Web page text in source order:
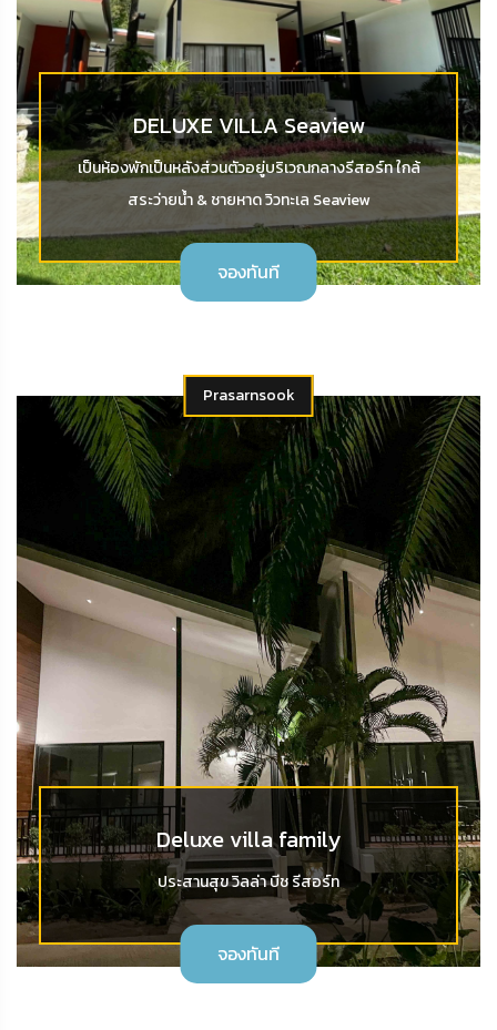
DELUXE VILLA Seaview
เป็นห้องพักเป็นหลังส่วนตัวอยู่บริเวณกลางรีสอร์ท ใกล้
สระว่ายน้ำ & ชายหาด วิวทะเล Seaview
จองทันที
Prasarnsook
Deluxe villa family
ประสานสุข วิลล่า บีช รีสอร์ท
จองทันที